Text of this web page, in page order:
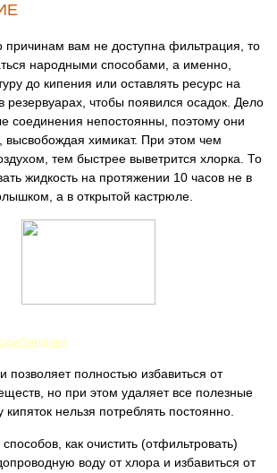
причинам вам не доступна фильтрация, то
народными способами, а именно,
до кипения или оставлять ресурс на
резервуарах, чтобы появился осадок. Дело
соединения непостоянны, поэтому они
высвобождая химикат. При этом чем
тем быстрее выветрится хлорка. То
жидкость на протяжении 10 часов не в
а в открытой кастрюле.
позволяет полностью избавиться от
но при этом удаляет все полезные
нельзя потреблять постоянно.
как очистить (отфильтровать)
воду от хлора и избавиться от